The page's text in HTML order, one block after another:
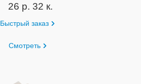
26 р. 32 к.
Быстрый заказ
Смотреть